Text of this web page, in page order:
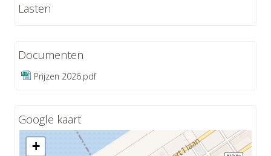
Lasten
Documenten
Prijzen 2026.pdf
Google kaart
+